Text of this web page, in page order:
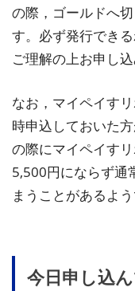
の際，ゴールドへ
す。必ず発行でき
ご理解の上お申し込
なお，マイペイす
時申込しておいた
の際にマイペイす
5,500円にならず通
まうことがあるよう
今日申し込